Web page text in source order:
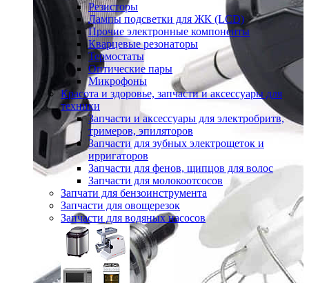
Резисторы
Лампы подсветки для ЖК (LCD)
Прочие электронные компоненты
Кварцевые резонаторы
Термостаты
Оптические пары
Микрофоны
Красота и здоровье, запчасти и аксессуары для
техники
Запчасти и аксессуары для электробритв,
тримеров, эпиляторов
Запчасти для зубных электрощеток и
ирригаторов
Запчасти для фенов, щипцов для волос
Запчасти для молокоотсосов
Запчати для бензоинструмента
Запчасти для овощерезок
Запчасти для водяных насосов